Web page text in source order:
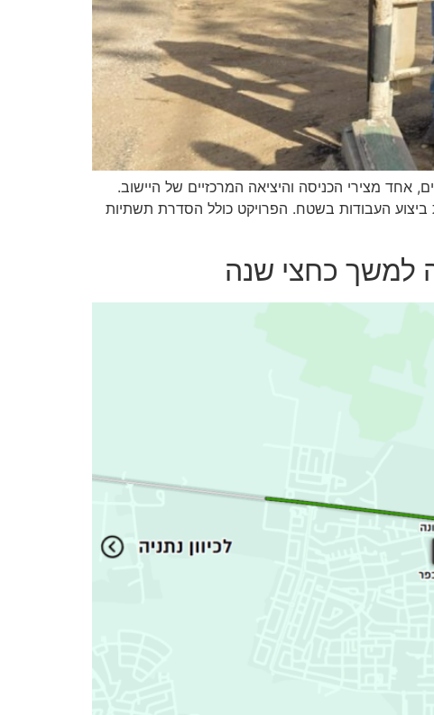
מצירי הכניסה והיציאה המרכזיים של היישוב.
ביצוע העבודות בשטח. הפרויקט כולל הסדרת תשתיות
למשך כחצי שנה